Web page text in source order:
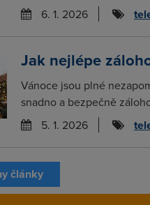
6. 1. 2026
Jak nejlépe
Vánoce jsou plné
snadno a bezpečně
5. 1. 2026
články